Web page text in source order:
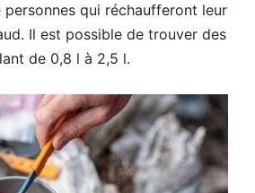
personnes qui réchaufferont leur
Il est possible de trouver des
de 0,8 l à 2,5 l.